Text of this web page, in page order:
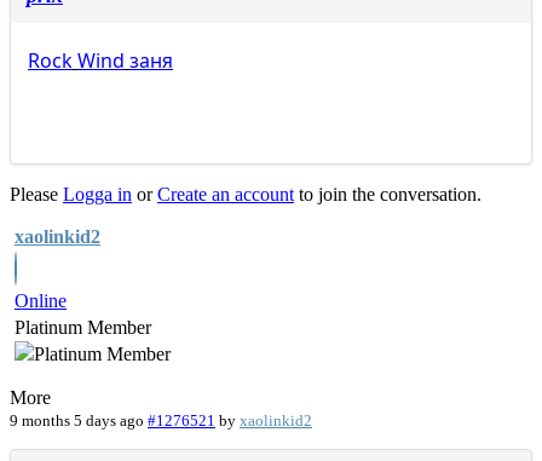
RockWind заня
Please Logga in orCreate an account to join the conversation.
xaolinkid2
Online
Platinum Member
More
9 months 5 days ago #1276521 by xaolinkid2